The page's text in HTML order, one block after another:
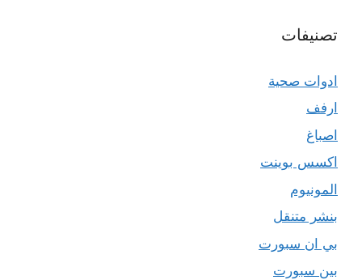
تصنيفات
ادوات صحية
ارفف
اصباغ
اكسس بوينت
المونيوم
بنشر متنقل
بي ان سبورت
بين سبورت